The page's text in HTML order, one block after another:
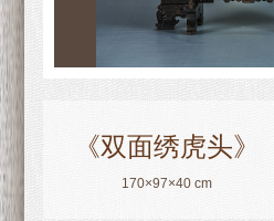
《双面绣虎头》
170×97×40 cm